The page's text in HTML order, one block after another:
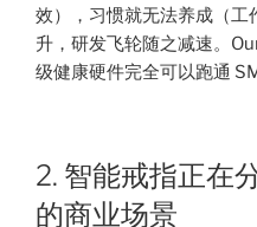
效），习惯就无法养成（
升，研发飞轮随之减速。
级健康硬件完全可以跑通
2. 智能戒指正在
的商业场景